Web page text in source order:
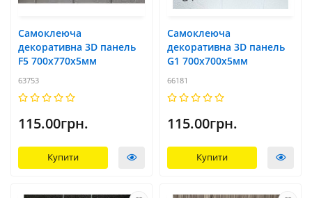
Самоклеюча
декоративна 3D панель
F5 700x770х5мм
63753
115.00грн.
Купити
Самоклеюча
декоративна 3D панель
G1 700x700х5мм
66181
115.00грн.
Купити